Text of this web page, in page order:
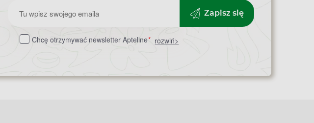
Zapisz
do
Zapisz się
Chcę otrzymywać newsletter Apteline* rozwiń>